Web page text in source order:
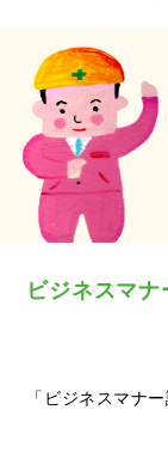
ビジネスマ
「ビジネスマナ